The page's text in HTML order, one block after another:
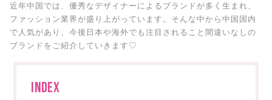
近年中国では、優秀なデザイナーによるブランドが多く生まれ、
ファッション業界が盛り上がっています。そんな中から中国国内
で人気があり、今後日本や海外でも注目されること間違いなしの
ブランドをご紹介していきます♡
INDEX